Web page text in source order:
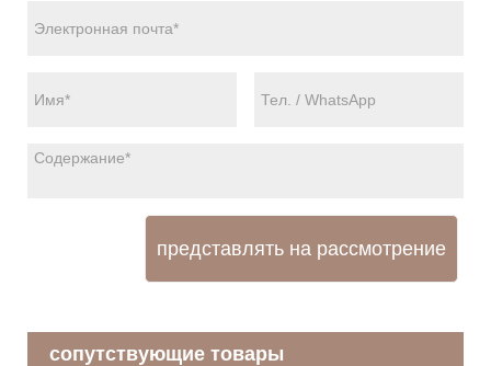
представлять на рассмотрение
сопутствующие товары